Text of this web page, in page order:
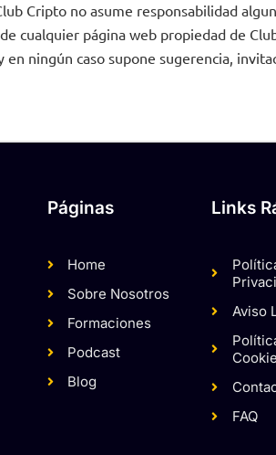
Cripto no asume responsabilidad
cualquier página web propiedad de
ningún caso supone sugerencia,
Páginas
Home
Sobre Nosotros
Formaciones
Podcast
Blog
Links
Aviso
FAQ